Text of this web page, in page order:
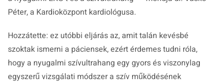
Péter, a Kardioközpont kardiológusa.
Hozzátette: ez utóbbi eljárás az, amit talán kevésbé
szoktak ismerni a páciensek, ezért érdemes tudni róla,
hogy a nyugalmi szívultrahang egy gyors és viszonylag
egyszerű vizsgálati módszer a szív működésének